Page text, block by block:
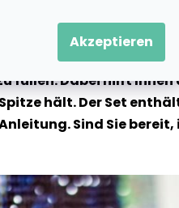
Akzeptieren
vorgedruckt und
füllen. Dabei hilft
hält. Der Set
Sind Sie